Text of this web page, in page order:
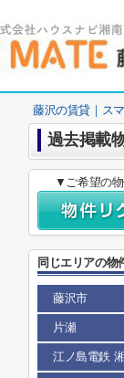
藤沢の賃貸｜ス
過去掲載
▼ご希望の
同じエリアの物
藤沢市
片瀬
江ノ島電鉄